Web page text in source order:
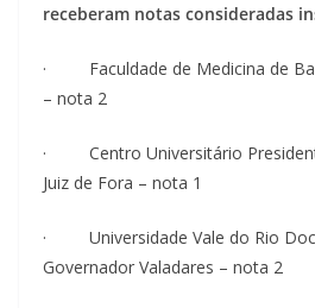
receberam notas consideradas
· Faculdade de Medicina de
– nota 2
· Centro Universitário
Juiz de Fora – nota 1
· Universidade Vale do Rio
Governador Valadares – nota 2